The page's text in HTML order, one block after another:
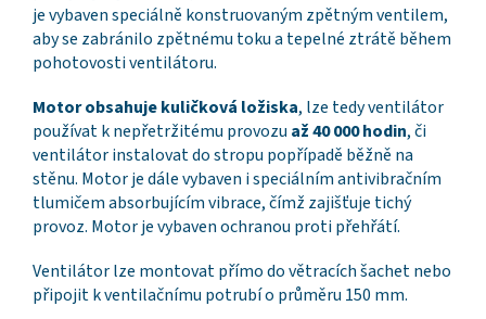
je vybaven speciálně konstruovaným zpětným ventilem,
aby se zabránilo zpětnému toku a tepelné ztrátě během
pohotovosti ventilátoru.
Motor obsahuje kuličková ložiska, lze tedy ventilátor
používat k nepřetržitému provozu až 40 000 hodin, či
ventilátor instalovat do stropu popřípadě běžně na
stěnu. Motor je dále vybaven i speciálním antivibračním
tlumičem absorbujícím vibrace, čímž zajišťuje tichý
provoz. Motor je vybaven ochranou proti přehřátí.
Ventilátor lze montovat přímo do větracích šachet nebo
připojit k ventilačnímu potrubí o průměru 150 mm.